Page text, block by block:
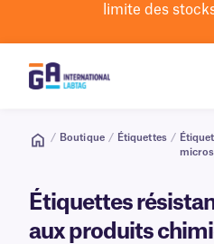
limite des
/ Boutique / Étiquettes /
Étiquettes
aux produits